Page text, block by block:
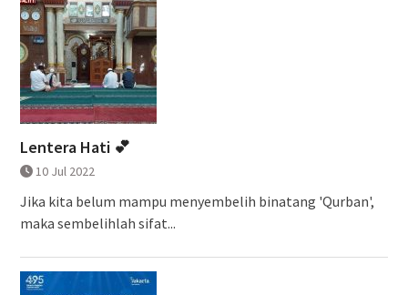
Lentera Hati 💕
10 Jul 2022
Jika kita belum mampu menyembelih binatang 'Qurban',
maka sembelihlah sifat...